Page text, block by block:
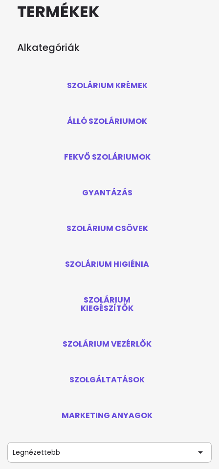
TERMÉKEK
Alkategóriák
SZOLÁRIUM KRÉMEK
ÁLLÓ SZOLÁRIUMOK
FEKVŐ SZOLÁRIUMOK
GYANTÁZÁS
SZOLÁRIUM CSÖVEK
SZOLÁRIUM HIGIÉNIA
SZOLÁRIUM
KIEGÉSZÍTŐK
SZOLÁRIUM VEZÉRLŐK
SZOLGÁLTATÁSOK
MARKETING ANYAGOK
Legnézettebb 